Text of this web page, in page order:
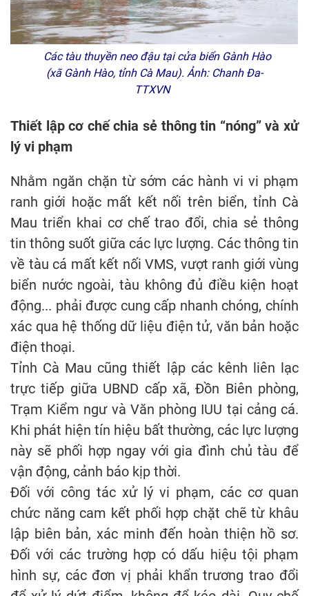
Các tàu thuyền neo đậu tại cửa biển Gành Hào
(xã Gành Hào, tỉnh Cà Mau). Ảnh: Chanh Đa-
TTXVN
Thiết lập cơ chế chia sẻ thông tin “nóng” và xử
lý vi phạm
Nhằm ngăn chặn từ sớm các hành vi vi phạm
ranh giới hoặc mất kết nối trên biển, tỉnh Cà
Mau triển khai cơ chế trao đổi, chia sẻ thông
tin thông suốt giữa các lực lượng. Các thông tin
về tàu cá mất kết nối VMS, vượt ranh giới vùng
biển nước ngoài, tàu không đủ điều kiện hoạt
động... phải được cung cấp nhanh chóng, chính
xác qua hệ thống dữ liệu điện tử, văn bản hoặc
điện thoại.
Tỉnh Cà Mau cũng thiết lập các kênh liên lạc
trực tiếp giữa UBND cấp xã, Đồn Biên phòng,
Trạm Kiểm ngư và Văn phòng IUU tại cảng cá.
Khi phát hiện tín hiệu bất thường, các lực lượng
này sẽ phối hợp ngay với gia đình chủ tàu để
vận động, cảnh báo kịp thời.
Đối với công tác xử lý vi phạm, các cơ quan
chức năng cam kết phối hợp chặt chẽ từ khâu
lập biên bản, xác minh đến hoàn thiện hồ sơ.
Đối với các trường hợp có dấu hiệu tội phạm
hình sự, các đơn vị phải khẩn trương trao đổi